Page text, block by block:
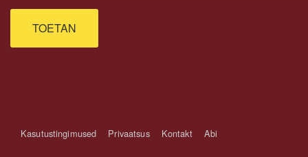
TOETAN
Kasutustingimused Privaatsus Kontakt Abi